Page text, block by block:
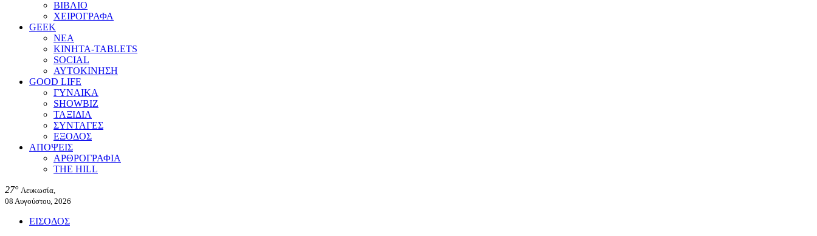
ΒΙΒΛΙΟ
ΧΕΙΡΟΓΡΑΦΑ
GEEK
ΝΕΑ
ΚΙΝΗΤΑ-TABLETS
SOCIAL
ΑΥΤΟΚΙΝΗΣΗ
GOOD LIFE
ΓΥΝΑΙΚΑ
SHOWBIZ
ΤΑΞΙΔΙΑ
ΣΥΝΤΑΓΕΣ
ΕΞΟΔΟΣ
ΑΠΟΨΕΙΣ
ΑΡΘΡΟΓΡΑΦΙΑ
THE HILL
27° Λευκωσία,
08 Αυγούστου, 2026
ΕΙΣΟΔΟΣ